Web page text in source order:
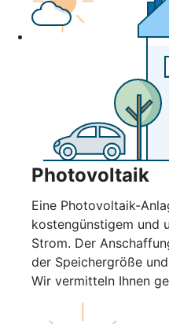
Photovoltaik
Eine Photovoltaik-
kostengünstigem und
Strom. Der
der Speichergröße
Wir vermitteln Ihnen